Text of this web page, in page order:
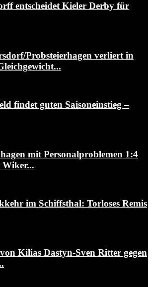
entscheidet Kieler Derby für
Probsteierhagen verliert in
findet guten Saisoneinstieg –
mit Personalproblemen 1:4
Wiker...
im Schiffsthal: Torloses Remis
Kilias Dastyn-Sven Ritter gegen